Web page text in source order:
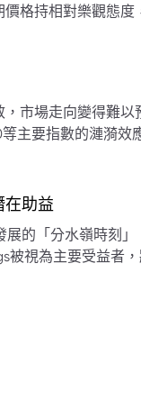
格持相對樂觀態度
委內瑞拉及阿聯酋
）因需求疲軟和
況下2027年甚至可
桶70美元左右，
市場走向變得難以
主要指數的漣漪效
態。重點摘要包括
在助益
的「分水嶺時刻」
被視為主要受益者
NFL賽季做準備。